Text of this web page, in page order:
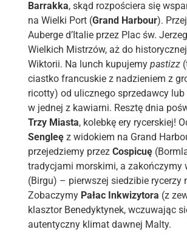
Barrakka, skąd rozpościera się
na Wielki Port (Grand Harbour).
Auberge d’Italie przez Plac św.
Wielkich Mistrzów, aż do
Wiktorii. Na lunch kupujemy pastizz
ciastko francuskie z nadzieniem z
ricotty) od ulicznego sprzedawcy
w jednej z kawiarni. Resztę dnia
Trzy Miasta, kolebkę ery rycerskiej!
Sengleę z widokiem na Grand
przejedziemy przez Cospicuę
tradycjami morskimi, a zakończymy
(Birgu) – pierwszej siedzibie rycerzy
Zobaczymy Pałac Inkwizytora (z
klasztor Benedyktynek, wczuwając
autentyczny klimat dawnej Malty.